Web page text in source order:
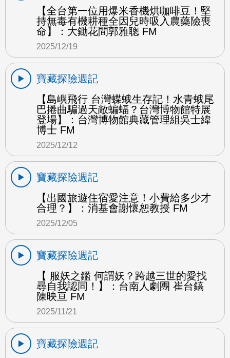
【全台第一位用爆米香機烘咖啡豆！堅
持無毒有機耕種全因兒時吸入農藥險喪
命】：大鋤花間郭雅聰 FM
2025/12/19
寶藏探險週記
【島嶼飛行 台灣蝶蛾生存記！水青蛾尾
巴捲曲騙過天敵蝙蝠？台灣博物館特展
登場】：台灣博物館典藏管理組吳士緯
博士 FM
2025/12/12
寶藏探險週記
【出國旅遊住宿愛注意！小費給多少才
合理？】：消基會謝懷恕教授 FM
2025/12/05
寶藏探險週記
【 服妖之鑑 何謂妖？跨越三世的愛找
尋自我認同！】：台南人劇團 崔台鎬
陳映亘 FM
2025/11/21
寶藏探險週記